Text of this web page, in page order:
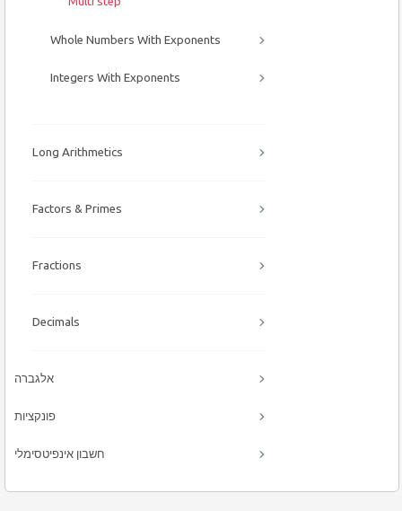
Whole Numbers With Exponents
Integers With Exponents
Long Arithmetics
Factors & Primes
Fractions
Decimals
אלגברה
פונקציות
חשבון אינפיטסימלי